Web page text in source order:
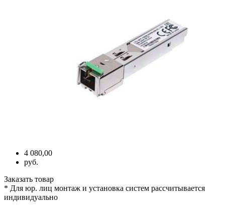
4 080,00
руб.
Заказать товар
* Для юр. лиц монтаж и установка систем рассчитывается
индивидуально